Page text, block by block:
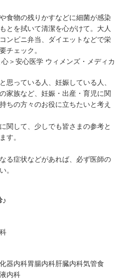
食物の残りかすなどに細菌が感染
とを拭いて清潔を心がけて。大人
ンビニ弁当、ダイエットなどで栄
チェック。
＞安心医学 ウィメンズ・メディカ
思っている人、妊娠している人、
家族など、妊娠・出産・育児に関
ちの方々のお役に立ちたいと考え
関して、少しでも皆さまの参考と
す。
る症状などがあれば、必ず医師の
。
♪
器内科胃腸内科肝臓内科気管食
内科